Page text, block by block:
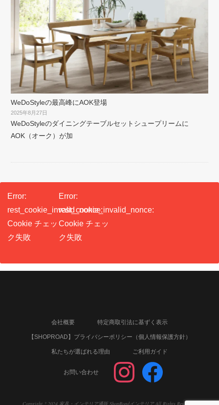
WeDoStyleの最高峰にAOK登場
2025年8月27日
WeDoStyleのダイニングテーブルセットシュープリームに
AOK（オーク）が加
Error:
rest_cookie_invalid_nonce:
Cookie チェッ
ク失敗
Error:
rest_cookie_invalid_nonce:
Cookie チェッ
ク失敗
会社概要 特定商取引法に基ずく表示
【SHOPROAD】プライバシーポリシー（個人情報保護方針）
私たちが選ばれる理由 ご利用ガイド
お問い合わせ